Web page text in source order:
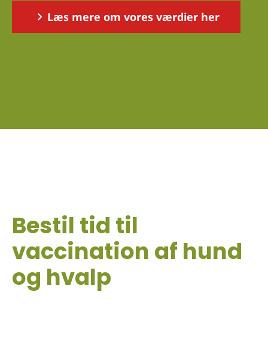
Læs mere om vores værdier her
Bestil tid til
vaccination af hund
og hvalp